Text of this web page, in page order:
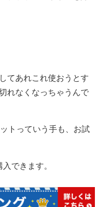
てあれこれ使おうとす
れなくなっちゃうんで
トっていう手も、お試
できます。